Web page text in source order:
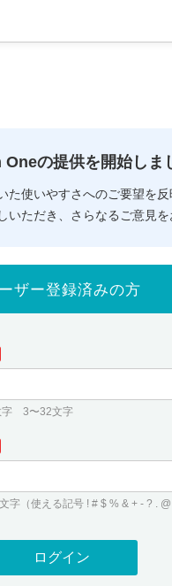
の提供を開始しま
た使いやすさへのご要望を
いただき、さらなるご意見を
ザー登録済みの方
字 3〜32文字
（使える記号 ! # $ % & + - ? . @